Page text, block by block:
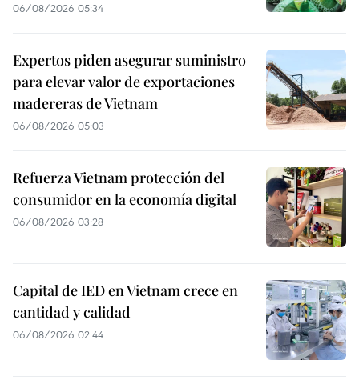
06/08/2026 05:34
Expertos piden asegurar suministro
para elevar valor de exportaciones
madereras de Vietnam
06/08/2026 05:03
Refuerza Vietnam protección del
consumidor en la economía digital
06/08/2026 03:28
Capital de IED en Vietnam crece en
cantidad y calidad
06/08/2026 02:44